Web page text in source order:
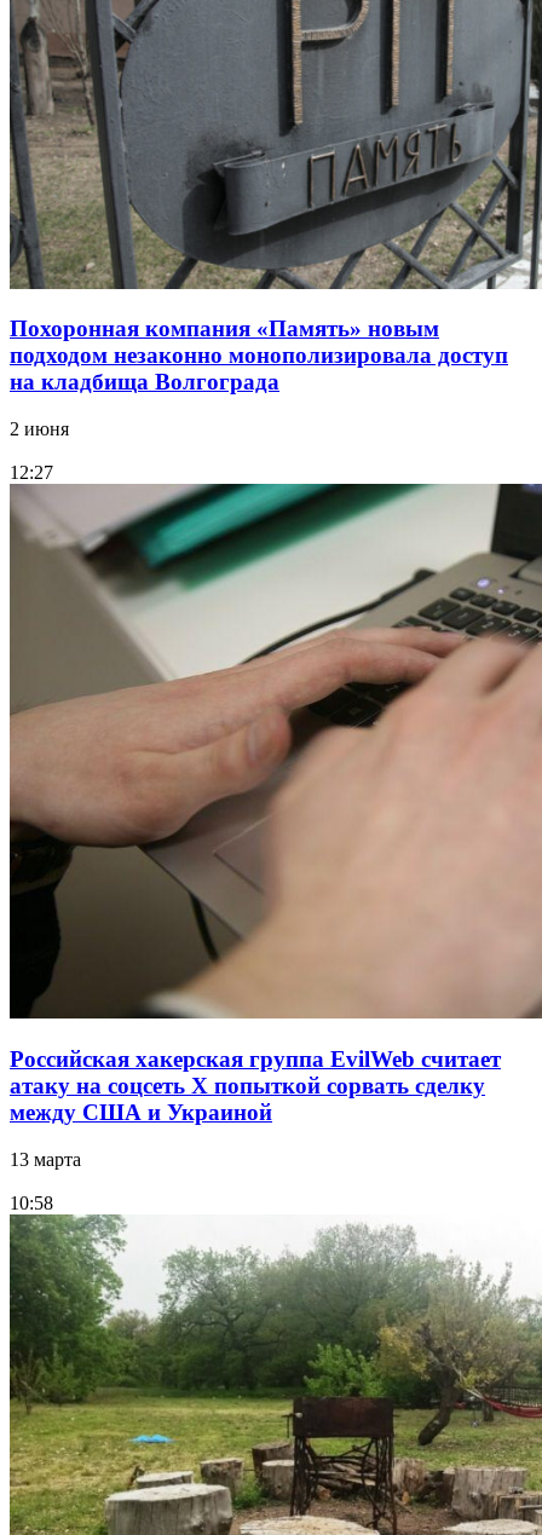
Похоронная компания «Память» новым
подходом незаконно монополизировала доступ
на кладбища Волгограда
2 июня
12:27
Российская хакерская группа EvilWeb считает
атаку на соцсеть Х попыткой сорвать сделку
между США и Украиной
13 марта
10:58